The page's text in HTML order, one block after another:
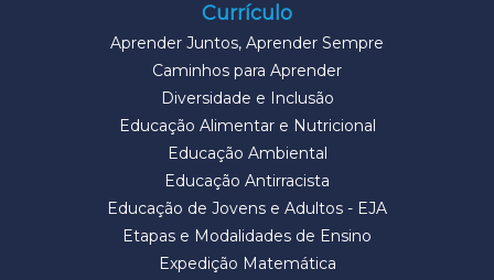
Currículo
Aprender Juntos, Aprender Sempre
Caminhos para Aprender
Diversidade e Inclusão
Educação Alimentar e Nutricional
Educação Ambiental
Educação Antirracista
Educação de Jovens e Adultos - EJA
Etapas e Modalidades de Ensino
Expedição Matemática